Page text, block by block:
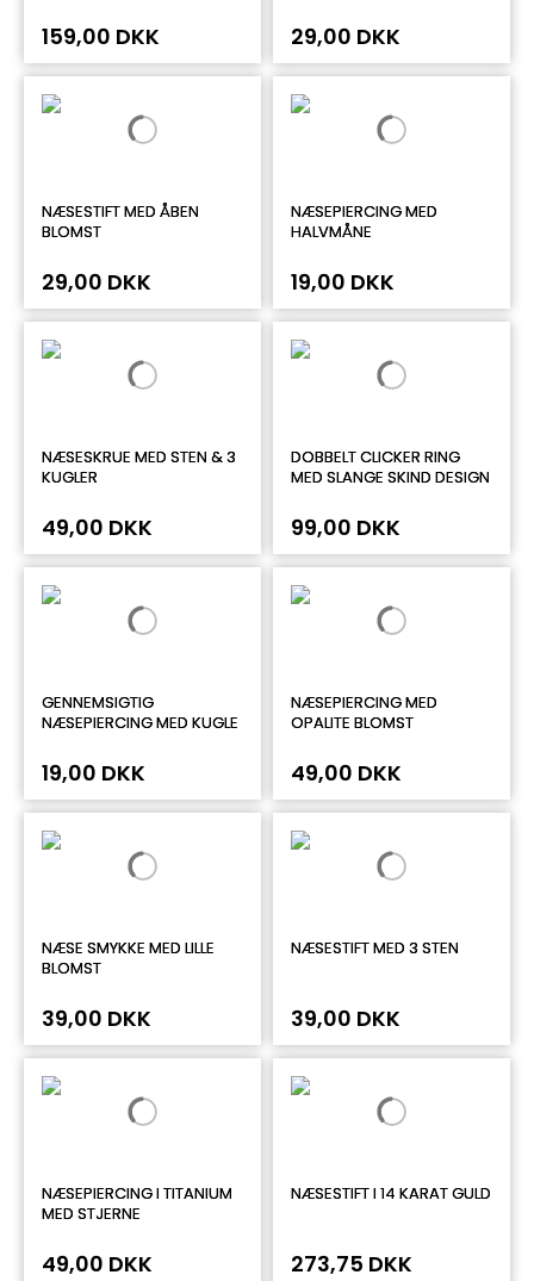
159,00 DKK 29,00 DKK
NÆSESTIFT MED ÅBEN
BLOMST
29,00 DKK
NÆSEPIERCING MED
HALVMÅNE
19,00 DKK
NÆSESKRUE MED STEN & 3
KUGLER
49,00 DKK
DOBBELT CLICKER RING
MED SLANGE SKIND DESIGN
99,00 DKK
GENNEMSIGTIG
NÆSEPIERCING MED KUGLE
19,00 DKK
NÆSEPIERCING MED
OPALITE BLOMST
49,00 DKK
NÆSE SMYKKE MED LILLE
BLOMST
39,00 DKK
NÆSESTIFT MED 3 STEN
39,00 DKK
NÆSEPIERCING I TITANIUM
MED STJERNE
49,00 DKK
NÆSESTIFT I 14 KARAT GULD
273,75 DKK